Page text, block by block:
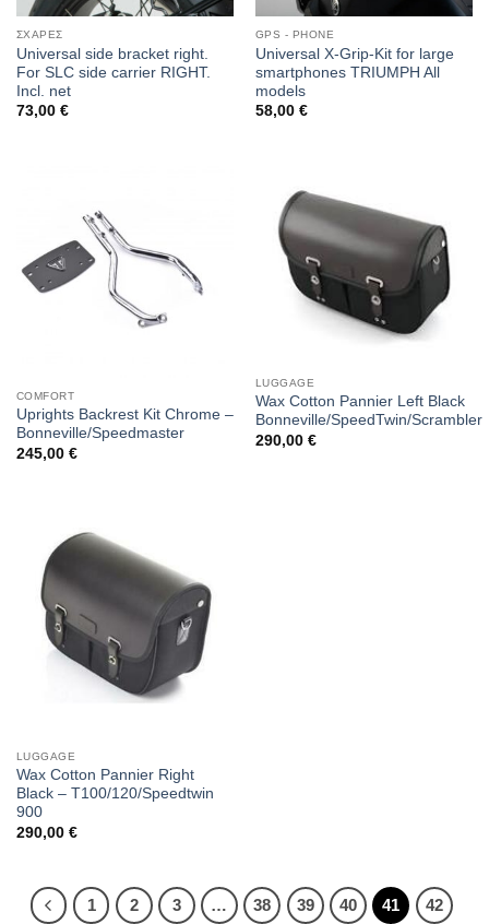
ΣΧΑΡΕΣ
Universal side bracket right.
For SLC side carrier RIGHT.
Incl. net
73,00 €
GPS - PHONE
Universal X-Grip-Kit for large
smartphones TRIUMPH All
models
58,00 €
COMFORT
Uprights Backrest Kit Chrome –
Bonneville/Speedmaster
245,00 €
LUGGAGE
Wax Cotton Pannier Left Black
Bonneville/SpeedTwin/Scrambler
290,00 €
LUGGAGE
Wax Cotton Pannier Right
Black – T100/120/Speedtwin
900
290,00 €
1 2 3 … 38 39 40 41
42